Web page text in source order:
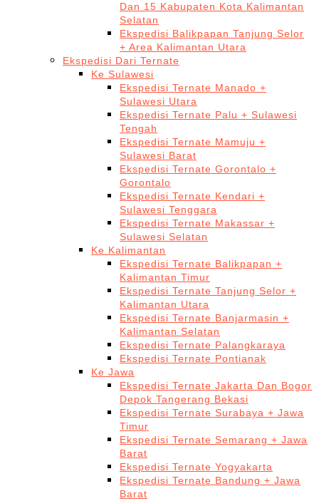
Dan 15 Kabupaten Kota Kalimantan
Selatan
Ekspedisi Balikpapan Tanjung Selor
+ Area Kalimantan Utara
Ekspedisi Dari Ternate
Ke Sulawesi
Ekspedisi Ternate Manado +
Sulawesi Utara
Ekspedisi Ternate Palu + Sulawesi
Tengah
Ekspedisi Ternate Mamuju +
Sulawesi Barat
Ekspedisi Ternate Gorontalo +
Gorontalo
Ekspedisi Ternate Kendari +
Sulawesi Tenggara
Ekspedisi Ternate Makassar +
Sulawesi Selatan
Ke Kalimantan
Ekspedisi Ternate Balikpapan +
Kalimantan Timur
Ekspedisi Ternate Tanjung Selor +
Kalimantan Utara
Ekspedisi Ternate Banjarmasin +
Kalimantan Selatan
Ekspedisi Ternate Palangkaraya
Ekspedisi Ternate Pontianak
Ke Jawa
Ekspedisi Ternate Jakarta Dan Bogor
Depok Tangerang Bekasi
Ekspedisi Ternate Surabaya + Jawa
Timur
Ekspedisi Ternate Semarang + Jawa
Barat
Ekspedisi Ternate Yogyakarta
Ekspedisi Ternate Bandung + Jawa
Barat